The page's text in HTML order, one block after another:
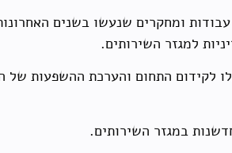
ומחקרים שנעשו בשנים
למגזר השירותים.
לקידום התחום והערכת ההשפעות של